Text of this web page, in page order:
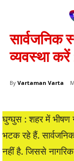
सार्वजनिक
व्यवस्था करें
By Vartaman Varta
घुग्घुस : शहर में भीषण
भटक रहे हैं.
नहीं है. जिससे नागरिक